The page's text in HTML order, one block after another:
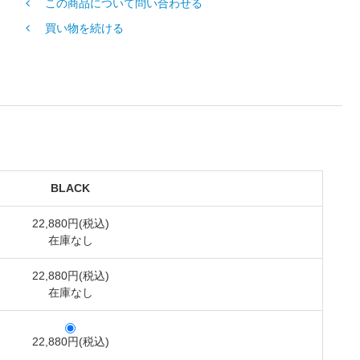
この商品について問い合わせる
買い物を続ける
BLACK
22,880円(税込)
在庫なし
22,880円(税込)
在庫なし
22,880円(税込)